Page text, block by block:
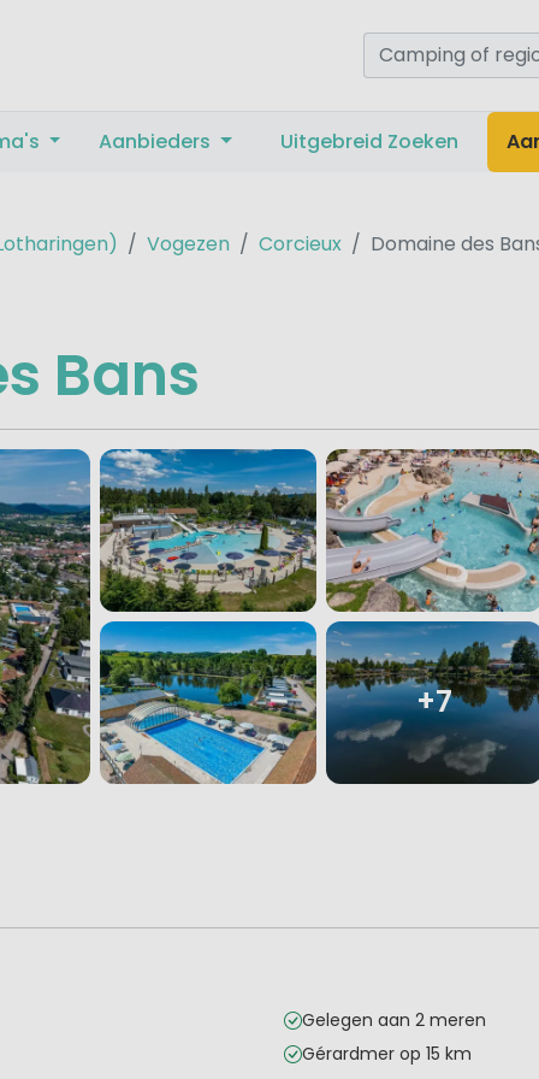
Aanbieders Uitgebreid Zoeken
Vogezen Corcieux Domaine des
Bans
+7
Gelegen aan 2 meren
Gérardmer op 15 km